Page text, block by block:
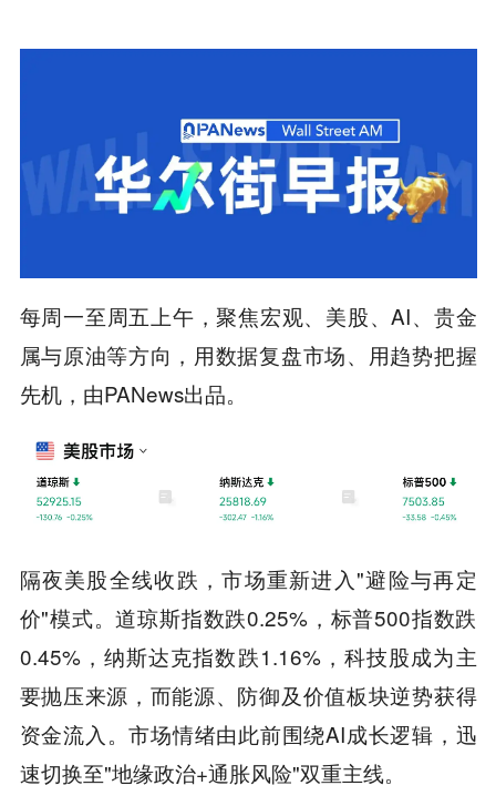
每周一至周五上午，聚焦宏观、美股、AI、贵金
属与原油等方向，用数据复盘市场、用趋势把握
先机，由PANews出品。
隔夜美股全线收跌，市场重新进入"避险与再定
价"模式。道琼斯指数跌0.25%，标普500指数跌
0.45%，纳斯达克指数跌1.16%，科技股成为主
要抛压来源，而能源、防御及价值板块逆势获得
资金流入。市场情绪由此前围绕AI成长逻辑，迅
速切换至"地缘政治+通胀风险"双重主线。